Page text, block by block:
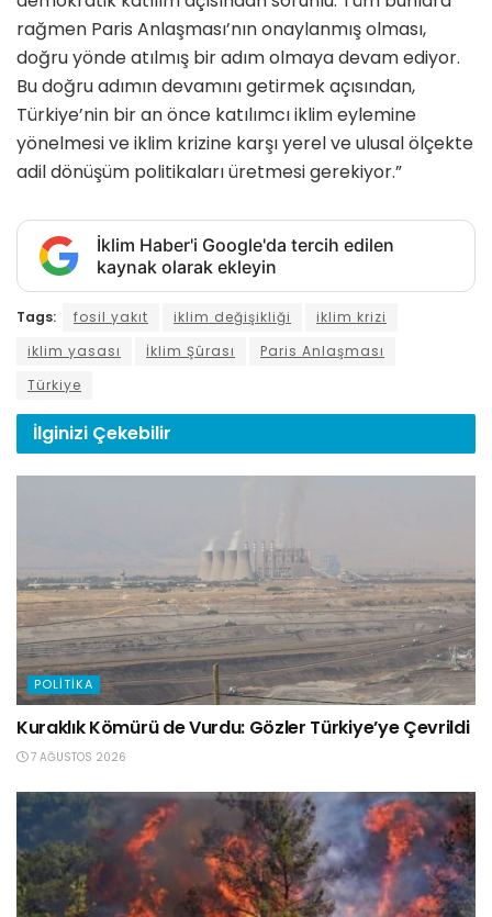
rağmen Paris Anlaşması’nın onaylanmış olması,
doğru yönde atılmış bir adım olmaya devam ediyor.
Bu doğru adımın devamını getirmek açısından,
Türkiye’nin bir an önce katılımcı iklim eylemine
yönelmesi ve iklim krizine karşı yerel ve ulusal ölçekte
adil dönüşüm politikaları üretmesi gerekiyor.”
İklim Haber'i Google'da tercih edilen
kaynak olarak ekleyin
Tags: fosil yakıt iklim değişikliği
iklim krizi
iklim yasası
İklim Şûrası
Paris Anlaşması
Türkiye
İlginizi Çekebilir
POLITIKA
Kuraklık Kömürü de Vurdu: Gözler Türkiye’ye Çevrildi
7 AĞUSTOS 2026